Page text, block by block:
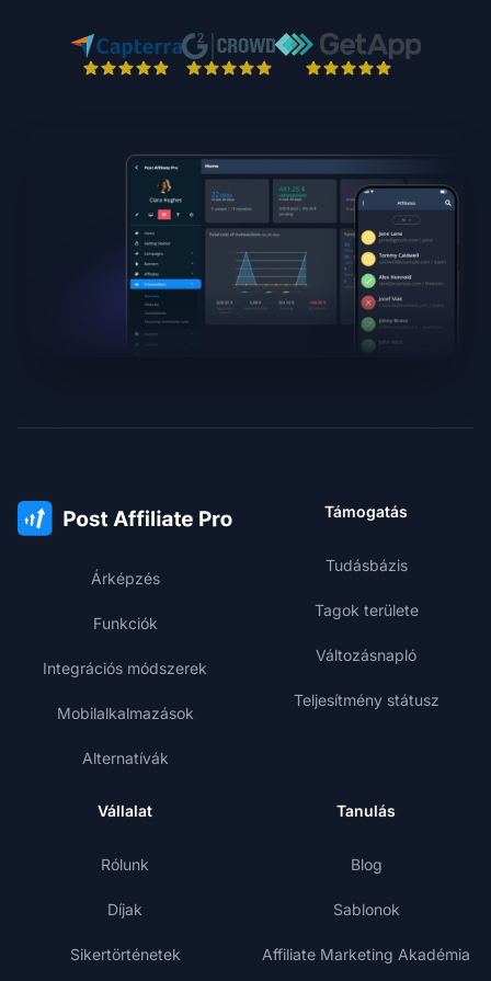
Árképzés
Funkciók
Integrációs módszerek
Mobilalkalmazások
Alternatívák
Támogatás
Tudásbázis
Tagok területe
Változásnapló
Teljesítmény státusz
Vállalat
Rólunk
Díjak
Sikertörténetek
Tanulás
Blog
Sablonok
Affiliate Marketing Akadémia